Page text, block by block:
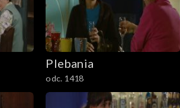
Plebania
odc. 1418